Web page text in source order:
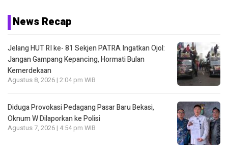
News Recap
Jelang HUT RI ke- 81 Sekjen PATRA Ingatkan Ojol:
Jangan Gampang Kepancing, Hormati Bulan
Kemerdekaan
Agustus 8, 2026 | 2:04 pm WIB
Diduga Provokasi Pedagang Pasar Baru Bekasi,
Oknum W Dilaporkan ke Polisi
Agustus 7, 2026 | 4:54 pm WIB